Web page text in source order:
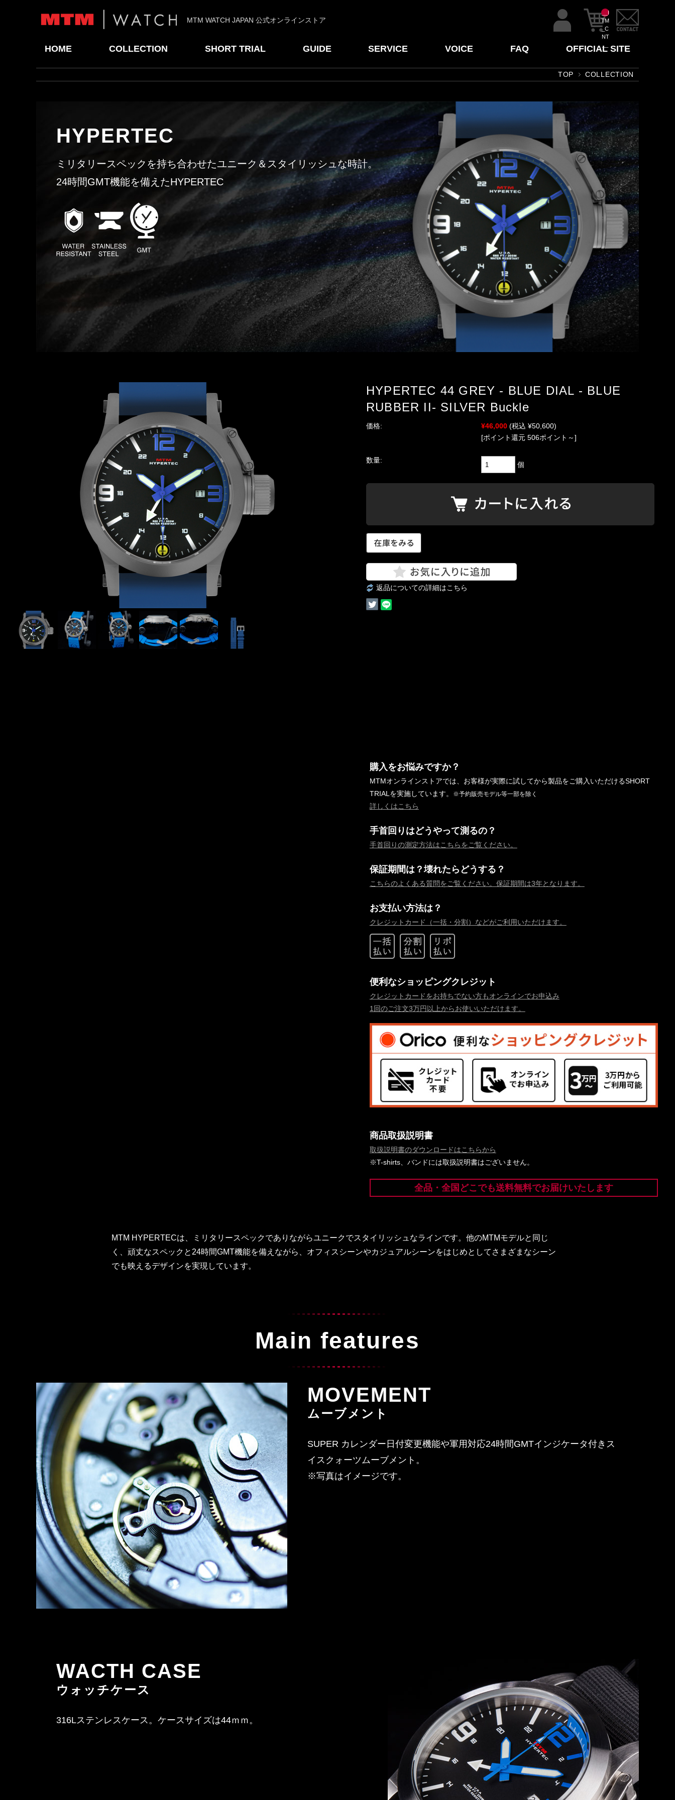
MTM WATCH JAPAN 公式オンラインストア
__I
TM
_C
NT
__
HOME COLLECTION SHORT TRIAL GUIDE SERVICE VOICE FAQ OFFICIAL SITE
TOP COLLECTION
HYPERTEC
ミリタリースペックを持ち合わせたユニーク＆スタイリッシュな時計。
24時間GMT機能を備えたHYPERTEC
HYPERTEC 44 GREY - BLUE DIAL - BLUE
RUBBER II- SILVER Buckle
価格: ¥46,000 (税込 ¥50,600)
[ポイント還元 506ポイント～]
数量:
個
返品についての詳細はこちら
購入をお悩みですか？
MTMオンラインストアでは、お客様が実際に試してから製品をご購入いただけるSHORT
TRIALを実施しています。
※予約販売モデル等一部を除く
詳しくはこちら
手首回りはどうやって測るの？
手首回りの測定方法はこちらをご覧ください。
保証期間は？壊れたらどうする？
こちらのよくある質問をご覧ください。保証期間は3年となります。
お支払い方法は？
クレジットカード（一括・分割）などがご利用いただけます。
便利なショッピングクレジット
クレジットカードをお持ちでない方もオンラインでお申込み
1回のご注文3万円以上からお使いいただけます。
商品取扱説明書
取扱説明書のダウンロードはこちらから
※T-shirts、バンドには取扱説明書はございません。
全品・全国どこでも送料無料でお届けいたします
MTM HYPERTECは、ミリタリースペックでありながらユニークでスタイリッシュなラインです。他のMTMモデルと同じ
く、頑丈なスペックと24時間GMT機能を備えながら、オフィスシーンやカジュアルシーンをはじめとしてさまざまなシーン
でも映えるデザインを実現しています。
Main features
MOVEMENT
ムーブメント
SUPER カレンダー日付変更機能や軍用対応24時間GMTインジケータ付きス
イスクォーツムーブメント。
※写真はイメージです。
WACTH CASE
ウォッチケース
316Lステンレスケース。ケースサイズは44ｍｍ。